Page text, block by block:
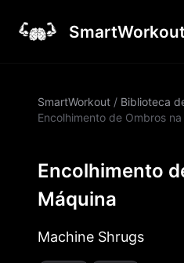
SmartWorkout
SmartWorkout / Biblioteca
Encolhimento de Ombros
Encolhimento
Máquina
Machine Shrugs